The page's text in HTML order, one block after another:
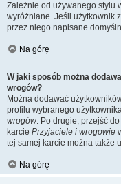
Zależnie od używanego stylu
wyróżniane. Jeśli użytkownik
przez niego napisane
Na górę
W jaki sposób można
wrogów?
Można dodawać
profilu wybranego
wrogów. Po drugie, przejść
karcie Przyjaciele i wrogowie
tej samej karcie można także
Na górę